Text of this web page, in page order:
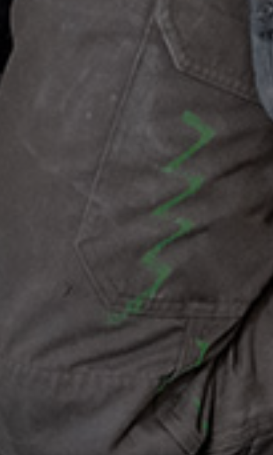
Kvalitetsprodukter til ekstra gode priser
Siste nytt om dine favorittprodukter